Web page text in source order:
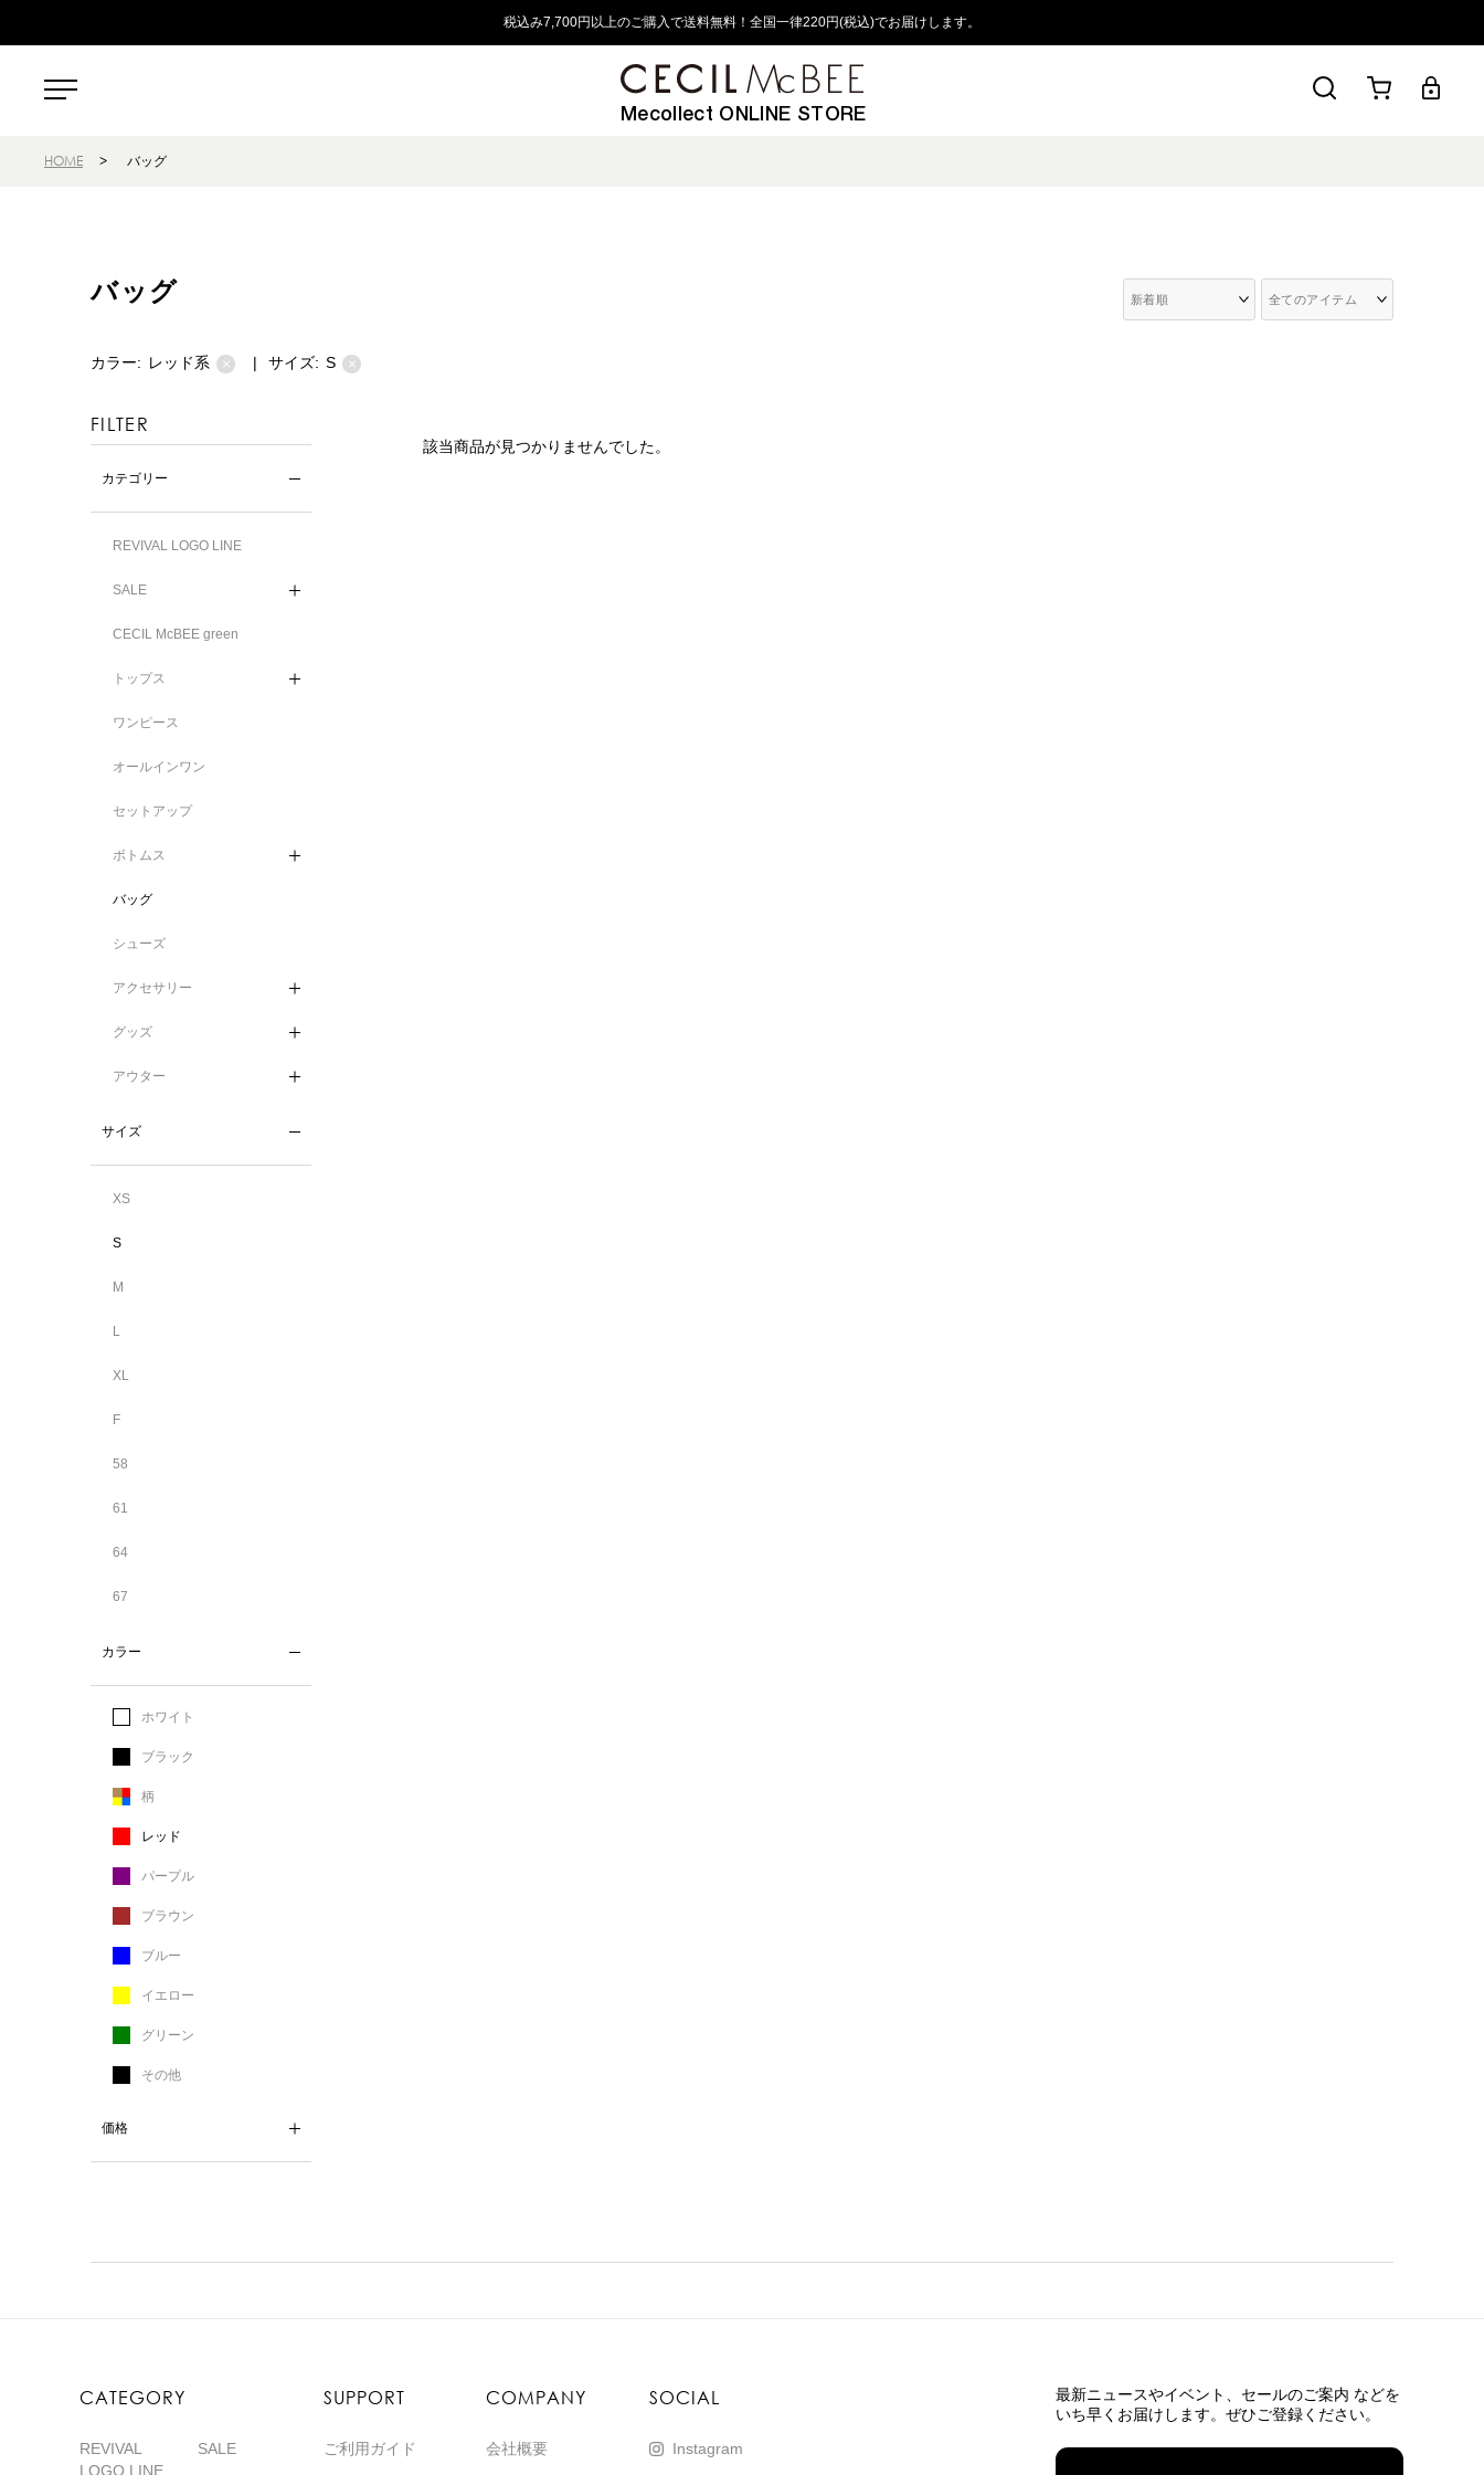
税込み7,700円以上のご購入で送料無料！全国一律220円(税込)でお届けします。
Mecollect ONLINE STORE
HOME > バッグ
バッグ
カラー: レッド系 × | サイズ: S ×
FILTER
カテゴリー
REVIVAL LOGO LINE
SALE
CECIL McBEE green
トップス
ワンピース
オールインワン
セットアップ
ボトムス
バッグ
シューズ
アクセサリー
グッズ
アウター
サイズ
XS
S
M
L
XL
F
58
61
64
67
カラー
ホワイト
ブラック
柄
レッド
パープル
ブラウン
ブルー
イエロー
グリーン
その他
価格
該当商品が見つかりませんでした。
CATEGORY
REVIVAL
LOGO LINE
SALE
SUPPORT
ご利用ガイド
COMPANY
会社概要
SOCIAL
Instagram
最新ニュースやイベント、 セールのご案内 などを
いち早くお届けします。ぜひご登録ください。